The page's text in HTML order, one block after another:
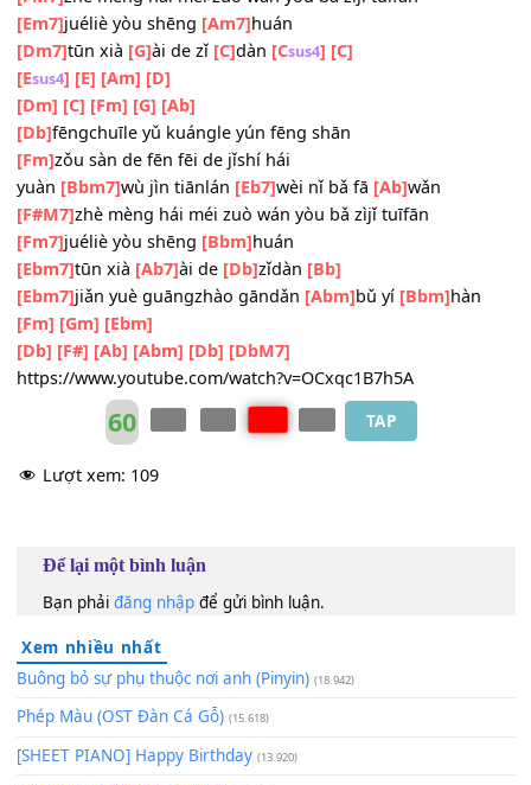
[G]yī[Em]jiàn [Am]kuān[F]xiāoyān jiàn bēi
[F]zhú huǒ yáo[C]yèsè[Am] pūzhāng
[C]fēngchuīle yǔ kuángle yún fēng shān
[Em] zǒu sàn de fēn fēi de jǐshí hái
yuàn[Am7]wù jìn tiānlán[D7]wèi nǐ bǎ fā
[FM7]zhè mèng hái méi zuò wán yòu bǎ zìjǐ tuīfān
[Em7]juéliè yòu shēng[Am7]huán
[Dm7]tūn xià[G]ài de zǐ[C]dàn[Csus4] [C]
[Esus4] [E] [Am] [D]
[Dm] [C] [Fm] [G] [Ab]
[Db] fēngchuīle yǔ kuángle yún fēng shān
[Fm]zǒu sàn de fēn fēi de jǐshí hái
yuàn[Bbm7]wù jìn tiānlán[Eb7]wèi nǐ bǎ fā
zhè mèng hái méi zuò wán yòu bǎ zìjǐ tuīfān
juéliè yòu shēng[Bbm]huán
[Ebm7]tūn xià[Ab7]
[Db] [F#] [Ab] [Abm]
https://www.youtube.com/watch?v=OCxqc1B7h5A
60